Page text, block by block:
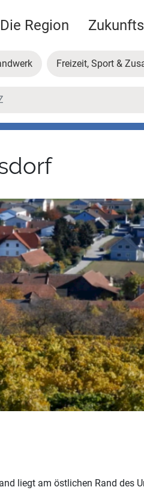
Die Region
Freizeit, Sport &
liegt am östlichen Rand des